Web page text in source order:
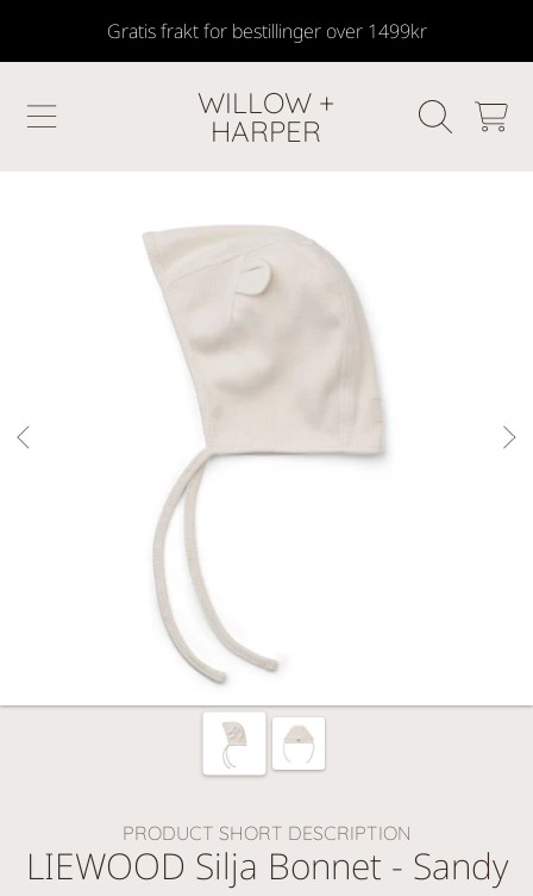
SKIP TO CONTENT
Gratis frakt for bestillinger over 1499kr
WILLOW +
HARPER
PRODUCT SHORT DESCRIPTION
LIEWOOD Silja Bonnet - Sandy